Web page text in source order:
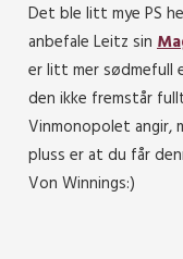
Det ble litt mye PS
anbefale Leitz sin
er litt mer sødmefull
den ikke fremstår
Vinmonopolet angir,
pluss er at du får
Von Winnings:)